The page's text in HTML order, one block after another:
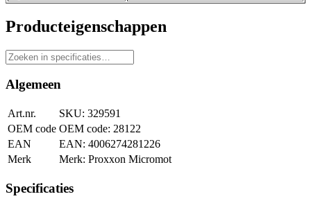
Producteigenschappen
Algemeen
Art.nr.
329591
OEM code
28122
EAN
4006274281226
Merk
Proxxon Micromot
Specificaties